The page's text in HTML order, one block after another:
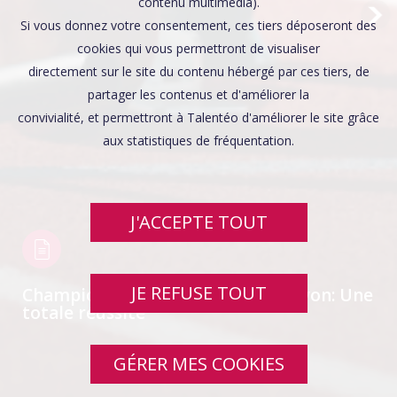
Championnats du Monde IPC de Lyon: Une
totale réussite
Si vous donnez votre consentement, ces tiers déposeront des
cookies qui vous permettront de visualiser
directement sur le site du contenu hébergé par ces tiers, de
partager les contenus et d'améliorer la
convivialité, et permettront à Talentéo d'améliorer le site grâce
aux statistiques de fréquentation.
J'ACCEPTE TOUT
JE REFUSE TOUT
GÉRER MES COOKIES